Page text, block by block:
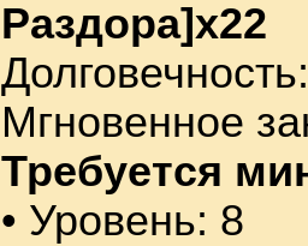
Раздора]x22
Мгновенное
Требуется
• Уровень: 8